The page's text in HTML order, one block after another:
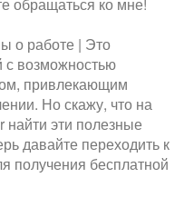
о работе | Это
с возможностью
привлекающим
Но скажу, что на
найти эти полезные
давайте переходить к
получения бесплатной